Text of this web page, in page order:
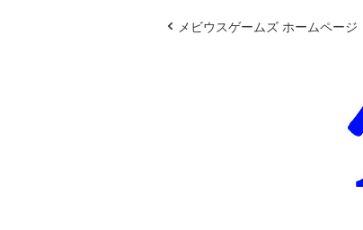
メビウスゲームズ ホームページ